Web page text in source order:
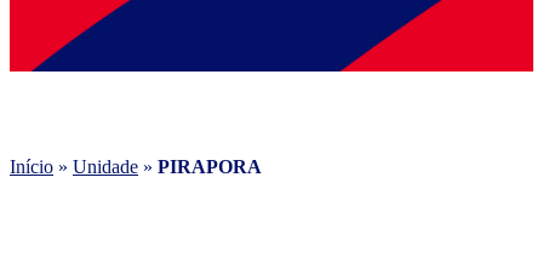
Início » Unidade » PIRAPORA